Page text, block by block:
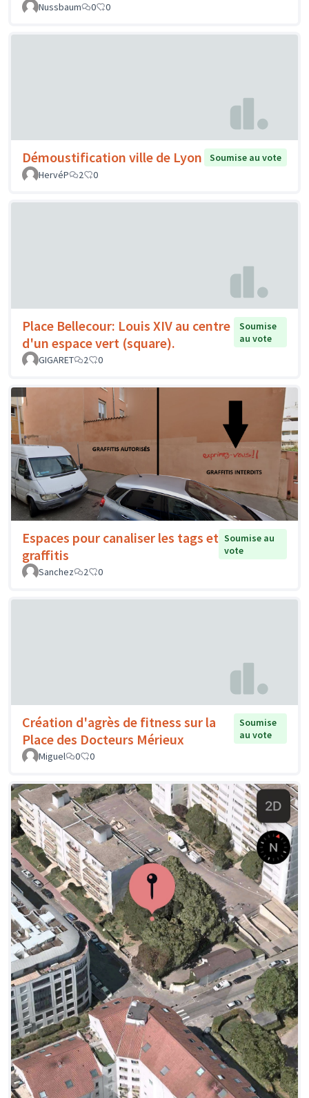
Nussbaum
0 0
Démoustification ville de Lyon
Soumise au vote
HervéP
2 0
Place Bellecour: Louis XIV au centre
d'un espace vert (square).
Soumise
au vote
GIGARET
2 0
Espaces pour canaliser les tags et
graffitis
Soumise au
vote
Sanchez
2 0
Création d'agrès de fitness sur la
Place des Docteurs Mérieux
Soumise
au vote
Miguel
0 0